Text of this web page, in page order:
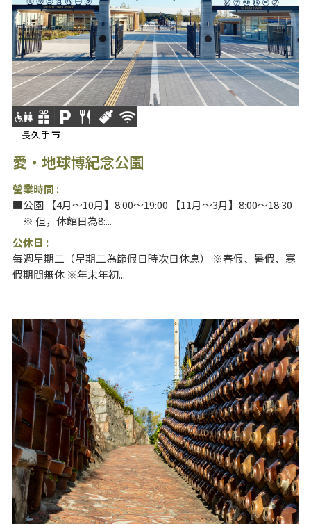
長久手市
愛・地球博紀念公園
營業時間 :
■公園 【4月～10月】8:00～19:00 【11月～3月】8:00～18:30
※ 但，休館日為8:...
公休日 :
每週星期二（星期二為節假日時次日休息） ※春假、暑假、寒
假期間無休 ※年末年初...